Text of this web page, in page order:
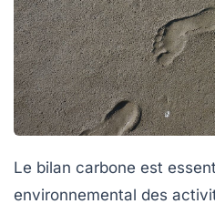
Le bilan carbone est
environnemental des